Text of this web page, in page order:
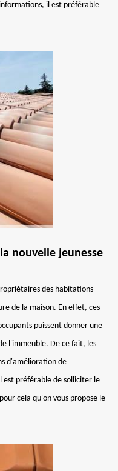
il est préférable
nouvelle jeunesse
des habitations
de la maison. En effet, ces
puissent donner une
l'immeuble. De ce fait, les
d'amélioration de
est préférable de solliciter le
cela qu'on vous propose le